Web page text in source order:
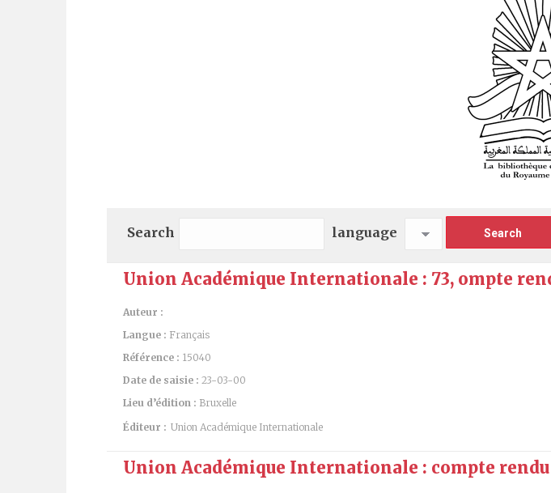
Search language
Union Académique Internationale : 73, ompte
Auteur :
Langue : Français
Référence : 15040
Date de saisie : 23-03-00
Lieu d’édition : Bruxelle
Éditeur : Union Académique Internationale
Union Académique Internationale : compte rendu